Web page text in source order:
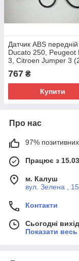
Датчик ABS
Ducato 250, Peugeot
3, Citroen Jumper 3
2014), 51725099,
767 ₴
Купити
Про нас
97% позитивних
Працює з
м. Калуш
вул. Зелена ,
Контакти
Сьогодні
Показати